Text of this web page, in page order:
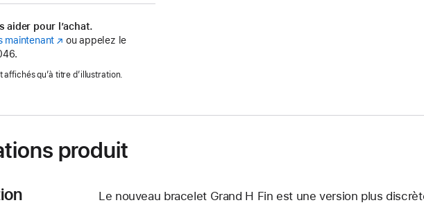
aider pour l’achat.
maintenant (s’ouvre
nouvelle
ou appelez le
affichés qu’à titre d’illustration.
produit
Le nouveau bracelet Grand H Fin est une version plus